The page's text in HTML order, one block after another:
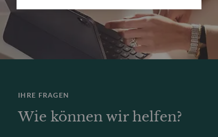
IHRE FRAGEN
Wie können wir helfen?